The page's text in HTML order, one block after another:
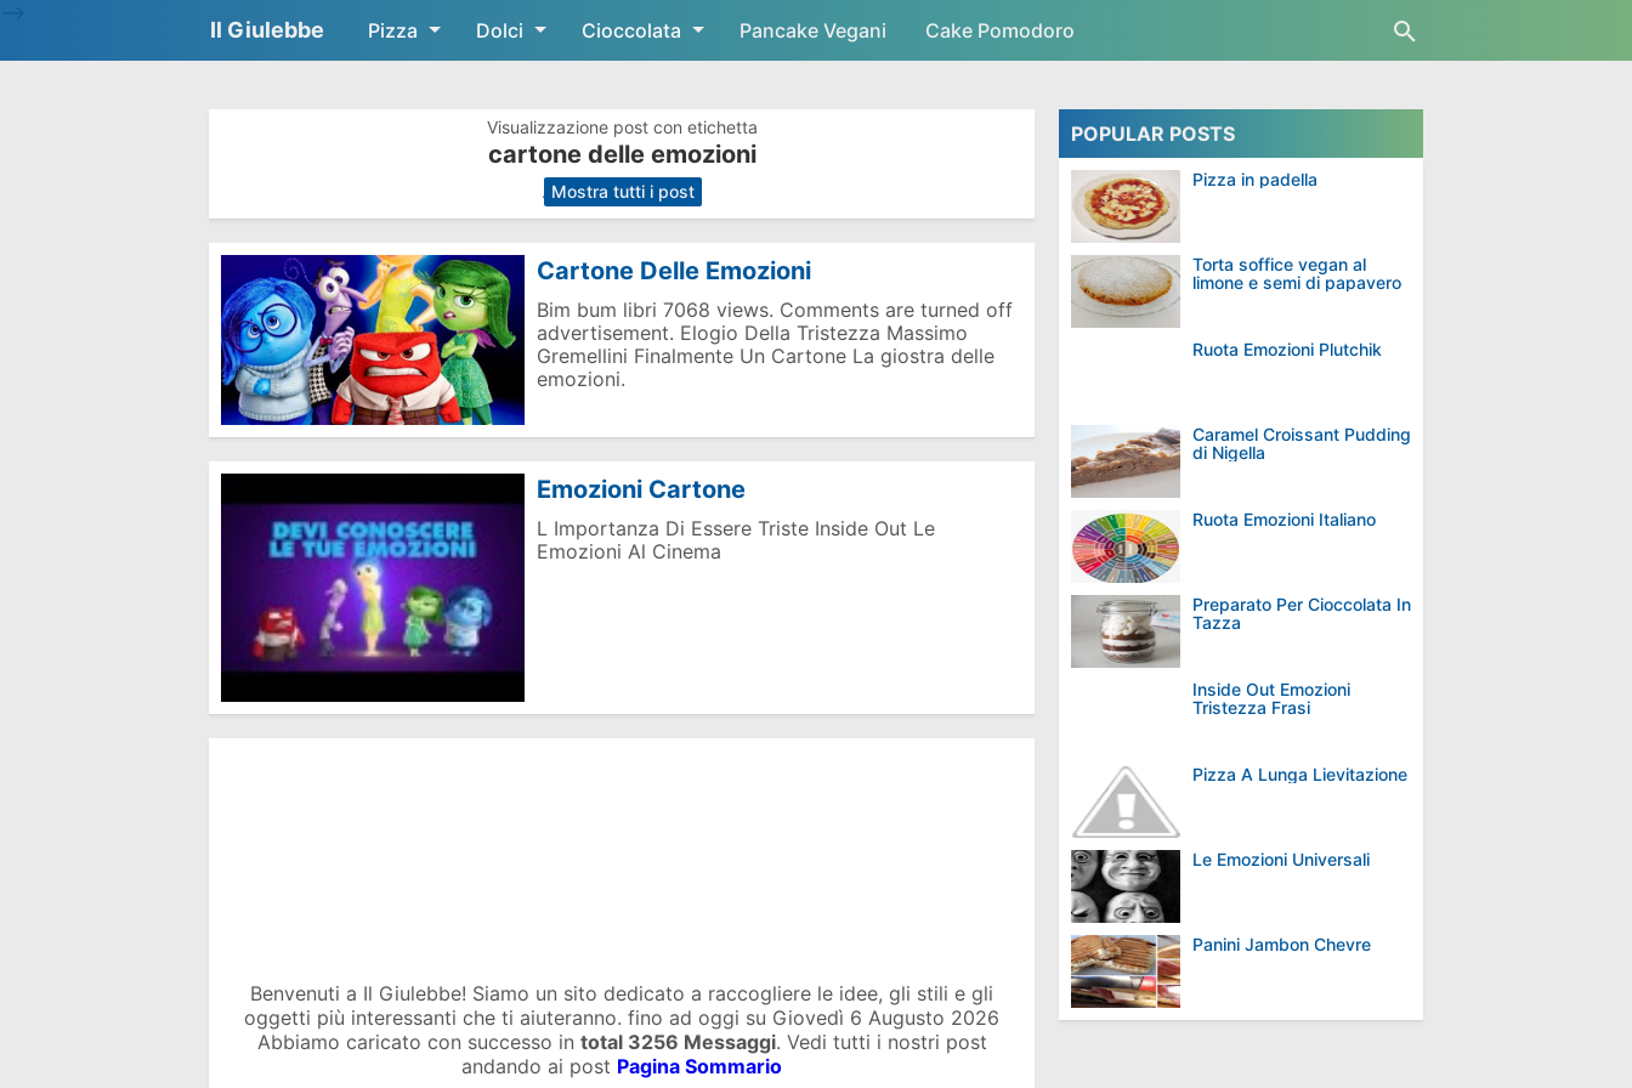
Skip to main content
Il Giulebbe Pizza Dolci Cioccolata Pancake Vegani Cake Pomodoro
Visualizzazione post con etichetta
cartone delle emozioni
. Mostra tutti i post
Cartone Delle Emozioni
Bim bum libri 7068 views. Comments are turned off
advertisement. Elogio Della Tristezza Massimo
Gremellini Finalmente Un Cartone La giostra delle
emozioni.
Emozioni Cartone
L Importanza Di Essere Triste Inside Out Le
Emozioni Al Cinema
Benvenuti a Il Giulebbe! Siamo un sito dedicato a raccogliere le idee, gli stili e gli
oggetti più interessanti che ti aiuteranno. fino ad oggi su Giovedì 6 Augusto 2026
Abbiamo caricato con successo in total 3256 Messaggi. Vedi tutti i nostri post
andando ai post Pagina Sommario
POPULAR POSTS
Pizza in padella
Torta soffice vegan al
limone e semi di papavero
Ruota Emozioni Plutchik
Caramel Croissant Pudding
di Nigella
Ruota Emozioni Italiano
Preparato Per Cioccolata In
Tazza
Inside Out Emozioni
Tristezza Frasi
Pizza A Lunga Lievitazione
Le Emozioni Universali
Panini Jambon Chevre